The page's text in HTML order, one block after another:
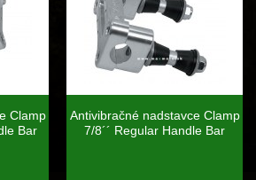
Clamp
Bar
Antivibračné nadstavce Clamp
7/8´´ Regular Handle Bar